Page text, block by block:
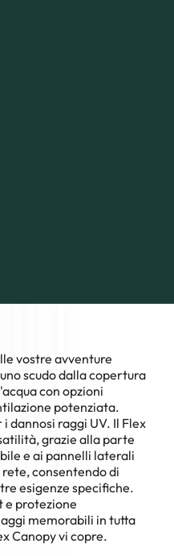
vostre avventure
scudo dalla copertura
con opzioni
potenziata.
dannosi raggi UV. Il Flex
grazie alla parte
e ai pannelli laterali
consentendo di
esigenze specifiche.
e protezione
memorabili in tutta
Canopy vi copre.